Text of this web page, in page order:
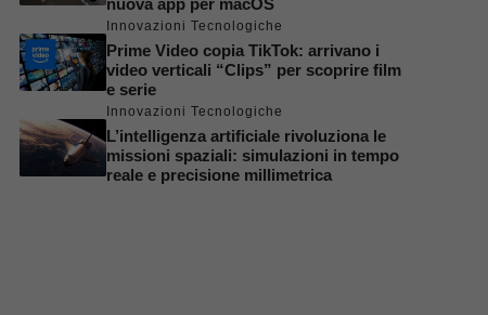
nuova app per macOS
Innovazioni Tecnologiche
Prime Video copia TikTok: arrivano i
video verticali “Clips” per scoprire film
e serie
Innovazioni Tecnologiche
L’intelligenza artificiale rivoluziona le
missioni spaziali: simulazioni in tempo
reale e precisione millimetrica